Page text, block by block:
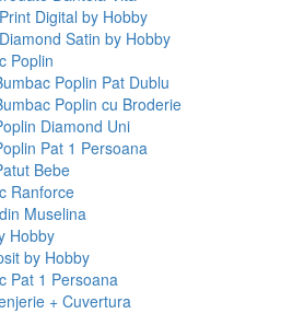
Digital by Hobby
Satin by Hobby
Poplin
Poplin Pat Dublu
Poplin cu Broderie
Diamond Uni
Pat 1 Persoana
Bebe
Ranforce
Muselina
Hobby
by Hobby
Pat 1 Persoana
+ Cuvertura